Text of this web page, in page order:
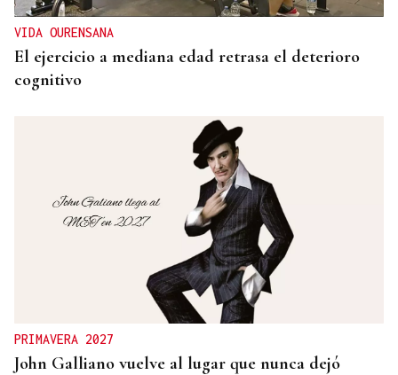
VIDA OURENSANA
El ejercicio a mediana edad retrasa el deterioro
cognitivo
PRIMAVERA 2027
John Galliano vuelve al lugar que nunca dejó